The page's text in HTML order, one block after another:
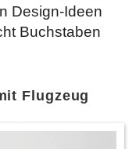
Design-Ideen
Buchstaben
Flugzeug